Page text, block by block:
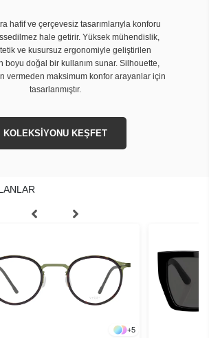
hafif ve çerçevesiz tasarımlarıyla konforu
hale getirir. Yüksek mühendislik,
ve kusursuz ergonomiyle geliştirilen
boyu doğal bir kullanım sunar. Silhouette,
vermeden maksimum konfor arayanlar için
tasarlanmıştır.
KOLEKSİYONU KEŞFET
+5